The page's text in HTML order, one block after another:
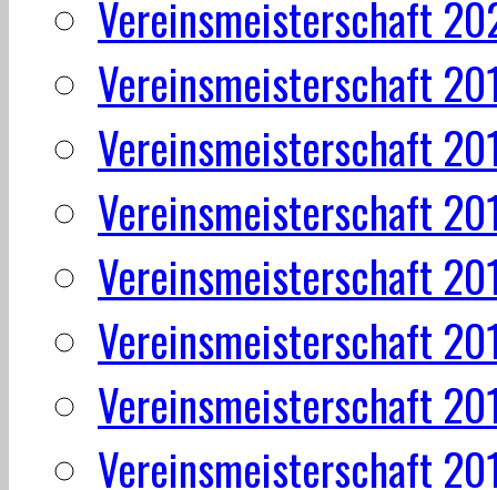
Vereinsmeisterschaft
Vereinsmeisterschaft
Vereinsmeisterschaft
Vereinsmeisterschaft
Vereinsmeisterschaft
Vereinsmeisterschaft
Vereinsmeisterschaft
Vereinsmeisterschaft